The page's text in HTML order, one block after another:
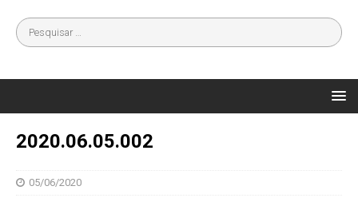
2020.06.05.002
05/06/2020